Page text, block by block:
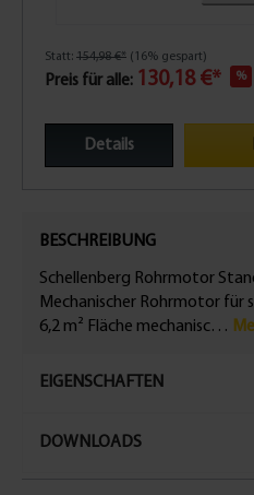
Statt: 154,98 €* (16% gespart)
Preis für alle: 130,18 €* %
Details
BESCHREIBUNG
Schellenberg Rohrmotor
Mechanischer Rohrmotor für
6,2 m² Fläche mechanisc…
EIGENSCHAFTEN
DOWNLOADS